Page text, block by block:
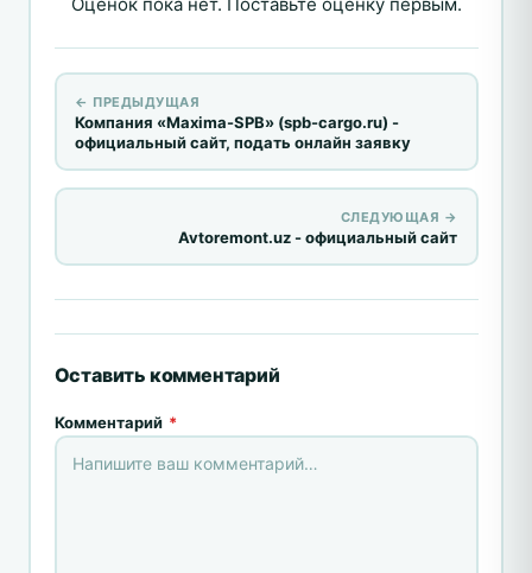
← ПРЕДЫДУЩАЯ
Компания «Maxima-SPB» (spb-cargo.ru) -
официальный сайт, подать онлайн заявку
СЛЕДУЮЩАЯ →
Avtoremont.uz - официальный сайт
Оставить комментарий
Комментарий *